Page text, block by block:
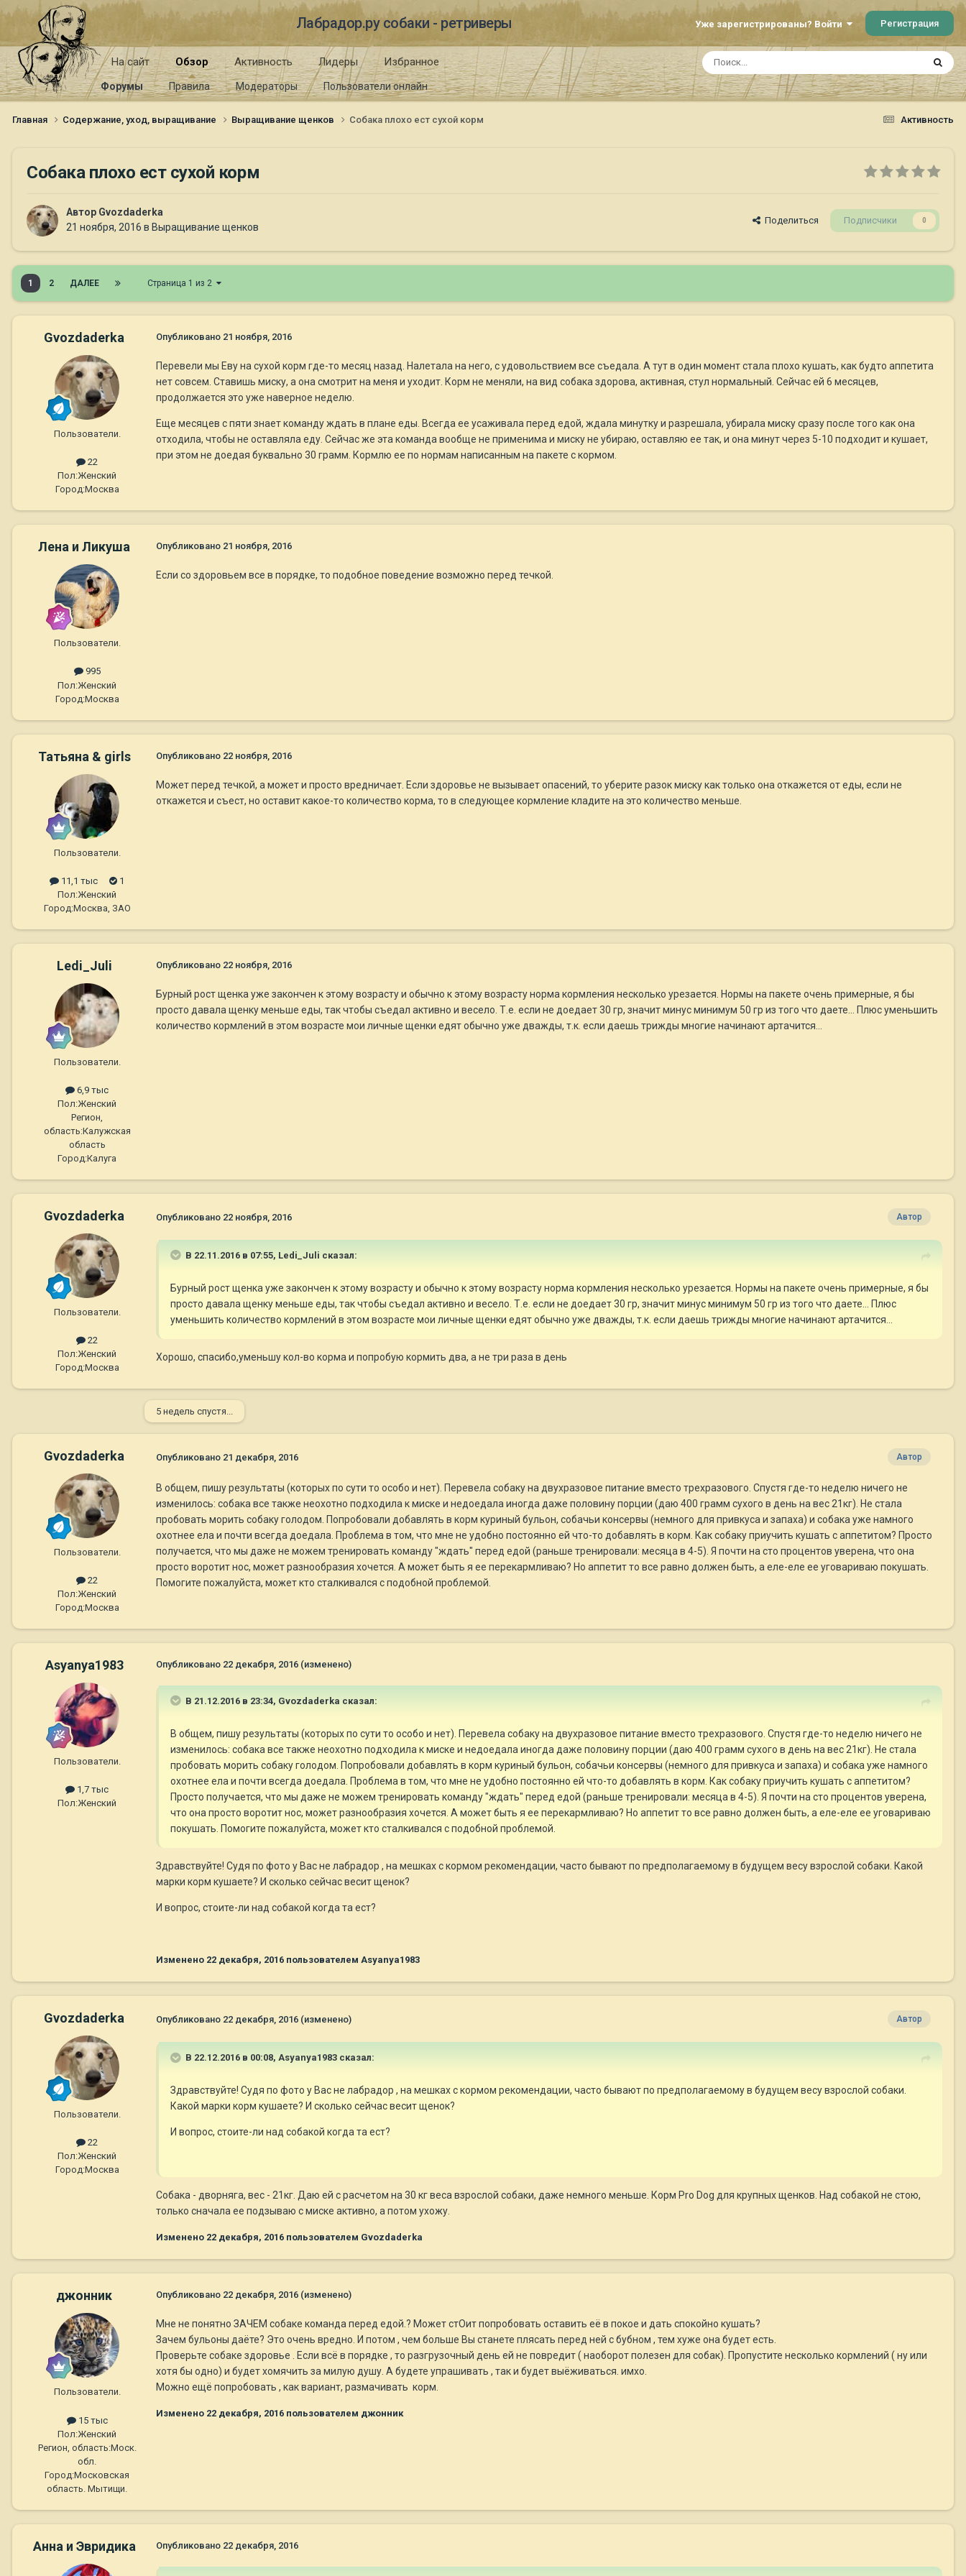
Лабрадор.ру собаки - ретриверы Уже зарегистрированы? Войти Регистрация
На сайт Обзор
Форумы Правила Модераторы Пользователи онлайн
Активность Лидеры Избранное
Активность
Главная Содержание, уход, выращивание Выращивание щенков Собака плохо ест сухой корм
Собака плохо ест сухой корм
Автор Gvozdaderka
21 ноября, 2016 в Выращивание щенков
Поделиться Подписчики 0
1 2 ДАЛЕЕ Страница 1 из 2
Gvozdaderka
Пользователи.
22
Пол:Женский
Город:Москва
Опубликовано 21 ноября, 2016
Перевели мы Еву на сухой корм где-то месяц назад. Налетала на него, с удовольствием все съедала. А тут в один момент стала плохо кушать, как будто аппетита
нет совсем. Ставишь миску, а она смотрит на меня и уходит. Корм не меняли, на вид собака здорова, активная, стул нормальный. Сейчас ей 6 месяцев,
продолжается это уже наверное неделю.
Еще месяцев с пяти знает команду ждать в плане еды. Всегда ее усаживала перед едой, ждала минутку и разрешала, убирала миску сразу после того как она
отходила, чтобы не оставляла еду. Сейчас же эта команда вообще не применима и миску не убираю, оставляю ее так, и она минут через 5-10 подходит и кушает,
при этом не доедая буквально 30 грамм. Кормлю ее по нормам написанным на пакете с кормом.
Лена и Ликуша
Пользователи.
995
Пол:Женский
Город:Москва
Опубликовано 21 ноября, 2016
Если со здоровьем все в порядке, то подобное поведение возможно перед течкой.
Татьяна & girls
Пользователи.
11,1 тыс
1
Пол:Женский
Город:Москва, ЗАО
Опубликовано 22 ноября, 2016
Может перед течкой, а может и просто вредничает. Если здоровье не вызывает опасений, то уберите разок миску как только она откажется от еды, если не
откажется и съест, но оставит какое-то количество корма, то в следующее кормление кладите на это количество меньше.
Ledi_Juli
Пользователи.
6,9 тыс
Пол:Женский
Регион,
область:Калужская
область
Город:Калуга
Опубликовано 22 ноября, 2016
Бурный рост щенка уже закончен к этому возрасту и обычно к этому возрасту норма кормления несколько урезается. Нормы на пакете очень примерные, я бы
просто давала щенку меньше еды, так чтобы съедал активно и весело. Т.е. если не доедает 30 гр, значит минус минимум 50 гр из того что даете... Плюс уменьшить
количество кормлений в этом возрасте мои личные щенки едят обычно уже дважды, т.к. если даешь трижды многие начинают артачится...
Gvozdaderka
Пользователи.
22
Пол:Женский
Город:Москва
Автор
Опубликовано 22 ноября, 2016
В 22.11.2016 в 07:55, Ledi_Juli сказал:
Бурный рост щенка уже закончен к этому возрасту и обычно к этому возрасту норма кормления несколько урезается. Нормы на пакете очень примерные, я бы
просто давала щенку меньше еды, так чтобы съедал активно и весело. Т.е. если не доедает 30 гр, значит минус минимум 50 гр из того что даете... Плюс
уменьшить количество кормлений в этом возрасте мои личные щенки едят обычно уже дважды, т.к. если даешь трижды многие начинают артачится...
Хорошо, спасибо,уменьшу кол-во корма и попробую кормить два, а не три раза в день
5 недель спустя...
Gvozdaderka
Пользователи.
22
Пол:Женский
Город:Москва
Автор
Опубликовано 21 декабря, 2016
В общем, пишу результаты (которых по сути то особо и нет). Перевела собаку на двухразовое питание вместо трехразового. Спустя где-то неделю ничего не
изменилось: собака все также неохотно подходила к миске и недоедала иногда даже половину порции (даю 400 грамм сухого в день на вес 21кг). Не стала
пробовать морить собаку голодом. Попробовали добавлять в корм куриный бульон, собачьи консервы (немного для привкуса и запаха) и собака уже намного
охотнее ела и почти всегда доедала. Проблема в том, что мне не удобно постоянно ей что-то добавлять в корм. Как собаку приучить кушать с аппетитом? Просто
получается, что мы даже не можем тренировать команду "ждать" перед едой (раньше тренировали: месяца в 4-5). Я почти на сто процентов уверена, что она
просто воротит нос, может разнообразия хочется. А может быть я ее перекармливаю? Но аппетит то все равно должен быть, а еле-еле ее уговариваю покушать.
Помогите пожалуйста, может кто сталкивался с подобной проблемой.
Asyanya1983
Пользователи.
1,7 тыс
Пол:Женский
Опубликовано 22 декабря, 2016 (изменено)
В 21.12.2016 в 23:34, Gvozdaderka сказал:
В общем, пишу результаты (которых по сути то особо и нет). Перевела собаку на двухразовое питание вместо трехразового. Спустя где-то неделю ничего не
изменилось: собака все также неохотно подходила к миске и недоедала иногда даже половину порции (даю 400 грамм сухого в день на вес 21кг). Не стала
пробовать морить собаку голодом. Попробовали добавлять в корм куриный бульон, собачьи консервы (немного для привкуса и запаха) и собака уже намного
охотнее ела и почти всегда доедала. Проблема в том, что мне не удобно постоянно ей что-то добавлять в корм. Как собаку приучить кушать с аппетитом?
Просто получается, что мы даже не можем тренировать команду "ждать" перед едой (раньше тренировали: месяца в 4-5). Я почти на сто процентов уверена,
что она просто воротит нос, может разнообразия хочется. А может быть я ее перекармливаю? Но аппетит то все равно должен быть, а еле-еле ее уговариваю
покушать. Помогите пожалуйста, может кто сталкивался с подобной проблемой.
Здравствуйте! Судя по фото у Вас не лабрадор , на мешках с кормом рекомендации, часто бывают по предполагаемому в будущем весу взрослой собаки. Какой
марки корм кушаете? И сколько сейчас весит щенок?
И вопрос, стоите-ли над собакой когда та ест?
Изменено 22 декабря, 2016 пользователем Asyanya1983
Gvozdaderka
Пользователи.
22
Пол:Женский
Город:Москва
Автор
Опубликовано 22 декабря, 2016 (изменено)
В 22.12.2016 в 00:08, Asyanya1983 сказал:
Здравствуйте! Судя по фото у Вас не лабрадор , на мешках с кормом рекомендации, часто бывают по предполагаемому в будущем весу взрослой собаки.
Какой марки корм кушаете? И сколько сейчас весит щенок?
И вопрос, стоите-ли над собакой когда та ест?
Собака - дворняга, вес - 21кг. Даю ей с расчетом на 30 кг веса взрослой собаки, даже немного меньше. Корм Pro Dog для крупных щенков. Над собакой не стою,
только сначала ее подзываю с миске активно, а потом ухожу.
Изменено 22 декабря, 2016 пользователем Gvozdaderka
джонник
Пользователи.
15 тыс
Пол:Женский
Регион, область:Моск.
обл.
Город:Московская
область. Мытищи.
Опубликовано 22 декабря, 2016 (изменено)
Мне не понятно ЗАЧЕМ собаке команда перед едой.? Может стОит попробовать оставить её в покое и дать спокойно кушать?
Зачем бульоны даёте? Это очень вредно. И потом , чем больше Вы станете плясать перед ней с бубном , тем хуже она будет есть.
Проверьте собаке здоровье . Если всё в порядке , то разгрузочный день ей не повредит ( наоборот полезен для собак). Пропустите несколько кормлений ( ну или
хотя бы одно) и будет хомячить за милую душу. А будете упрашивать , так и будет выёживаться. имхо.
Можно ещё попробовать , как вариант, размачивать корм.
Изменено 22 декабря, 2016 пользователем джонник
Анна и Эвридика Опубликовано 22 декабря, 2016